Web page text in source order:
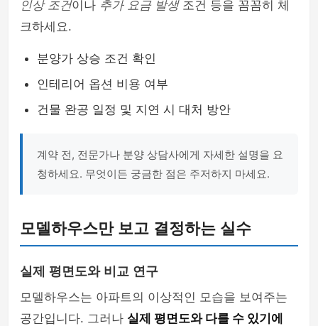
인상 조건이나 추가 요금 발생조건 등을 꼼꼼히 체
크하세요.
분양가 상승 조건 확인
인테리어 옵션 비용 여부
건물 완공 일정 및 지연 시 대처 방안
계약 전, 전문가나 분양 상담사에게 자세한 설명을 요
청하세요. 무엇이든 궁금한 점은 주저하지 마세요.
모델하우스만 보고 결정하는 실수
실제 평면도와 비교 연구
모델하우스는 아파트의 이상적인 모습을 보여주는
공간입니다. 그러나 실제 평면도와 다를 수 있기에